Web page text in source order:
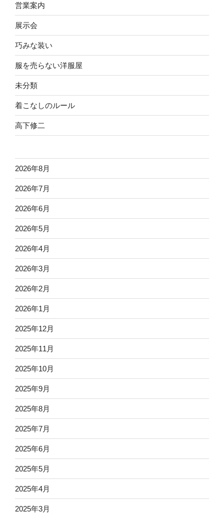
営業案内
展示会
巧みな装い
服を売らない洋服屋
未分類
着こなしのルール
高下修二
2026年8月
2026年7月
2026年6月
2026年5月
2026年4月
2026年3月
2026年2月
2026年1月
2025年12月
2025年11月
2025年10月
2025年9月
2025年8月
2025年7月
2025年6月
2025年5月
2025年4月
2025年3月